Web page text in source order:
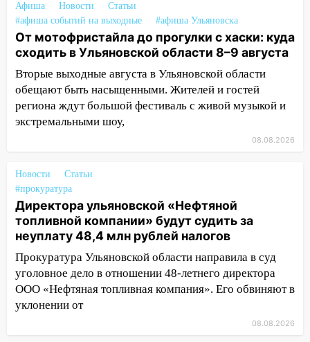
13:14 Ураган оторвал светофор на
проспекте Филатова в Ульяновске
13:12 Дерево пробило крышу дома на
Новгородской в Ульяновске и рухнуло
на электрощит
13:10 В Заволжском районе дерево
упало во дворе
сорванные крыши, поваленные деревья,
затопленные улицы и остановившиеся
трамваи
12:17 Ульяновск накрыл крупный град:
после ливня город снова уходит под
воду
12:12 Прокуратура взяла на контроль
ДТП с шестилетним ребёнком на улице
Федерации
Афиша Новости
Статьи
#афиша событий на выходные
#афиша Ульяновска
От мотофристайла до прогулки с хаски: куда
сходить в Ульяновской области 8–9 августа
Вторые выходные августа в Ульяновской области
обещают быть насыщенными. Жителей и гостей
региона ждут большой фестиваль с живой музыкой и
экстремальными шоу,
08.08.2026
Новости
Статьи
#прокуратура
Директора ульяновской «Нефтяной
топливной компании» будут судить за
неуплату 48,4 млн рублей налогов
Прокуратура Ульяновской области направила в суд
уголовное дело в отношении 48-летнего директора
ООО «Нефтяная топливная компания». Его обвиняют в
уклонении от
08.08.2026